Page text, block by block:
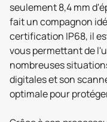
seulement 8,4 mm
fait un compagnon
certification IP68, il
vous permettant de
nombreuses
digitales et son
optimale pour